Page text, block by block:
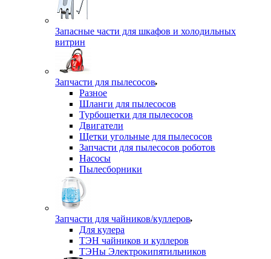
Запасные части для шкафов и холодильных
витрин
Запчасти для пылесосов
Разное
Шланги для пылесосов
Турбощетки для пылесосов
Двигатели
Щетки угольные для пылесосов
Запчасти для пылесосов роботов
Насосы
Пылесборники
Запчасти для чайников/куллеров
Для кулера
ТЭН чайников и куллеров
ТЭНы Электрокипятильников